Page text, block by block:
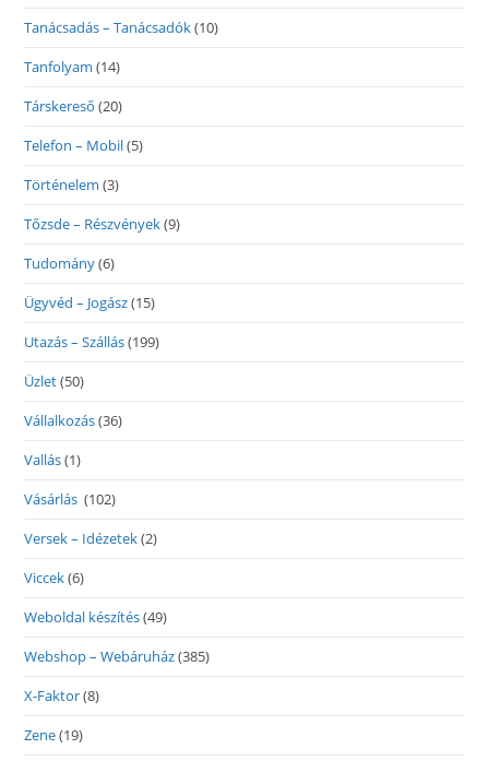
Tanácsadás – Tanácsadók(10)
Tanfolyam (14)
Társkereső (20)
Telefon – Mobil(5)
Történelem (3)
Tőzsde – Részvények(9)
Tudomány(6)
Ügyvéd – Jogász(15)
Utazás – Szállás(199)
Üzlet(50)
Vállalkozás(36)
Vallás(1)
Vásárlás (102)
Versek – Idézetek(2)
Viccek(6)
Weboldal készítés(49)
Webshop – Webáruház(385)
X-Faktor(8)
Zene(19)